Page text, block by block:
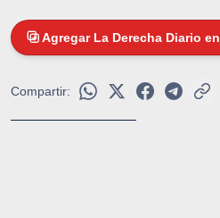
Agregar La Derecha Diario en
Compartir: